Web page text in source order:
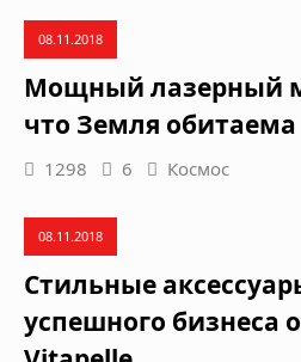
08.11.2018
Мощный лазерный
что Земля обитаема
1298 6 Космос
08.11.2018
Стильные
успешного бизнеса